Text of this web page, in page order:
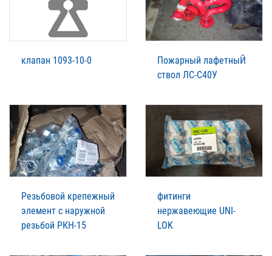
клапан 1093-10-0
Пожарный лафетныЙ
ствол ЛС-С40У
Резьбовой крепежный
элемент с наружной
резьбой РКН-15
фитинги
нержавеющие UNI-
LOK